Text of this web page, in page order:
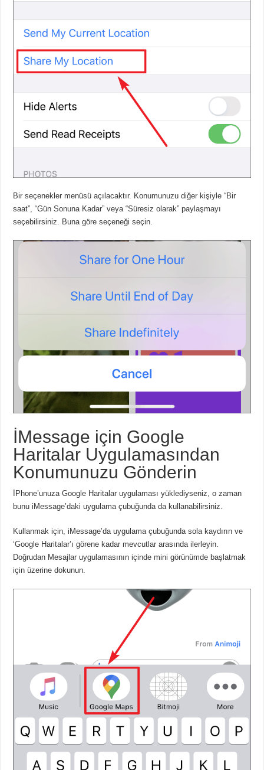
Bir seçenekler menüsü açılacaktır. Konumunuzu diğer kişiyle “Bir
saat”, “Gün Sonuna Kadar” veya “Süresiz olarak” paylaşmayı
seçebilirsiniz. Buna göre seçeneği seçin.
İMessage için Google
Haritalar Uygulamasından
Konumunuzu Gönderin
İPhone’unuza Google Haritalar uygulaması yüklediyseniz, o zaman
bunu iMessage’daki uygulama çubuğunda da kullanabilirsiniz.
Kullanmak için, iMessage’da uygulama çubuğunda sola kaydırın ve
‘Google Haritalar’ı görene kadar mevcutlar arasında ilerleyin.
Doğrudan Mesajlar uygulamasının içinde mini görünümde başlatmak
için üzerine dokunun.